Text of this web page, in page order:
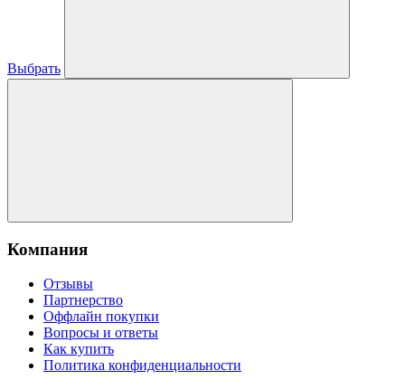
Выбрать
Компания
Отзывы
Партнерство
Оффлайн покупки
Вопросы и ответы
Как купить
Политика конфиденциальности